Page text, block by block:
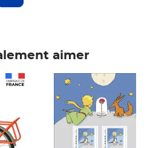
aimer
Prix 7,50€